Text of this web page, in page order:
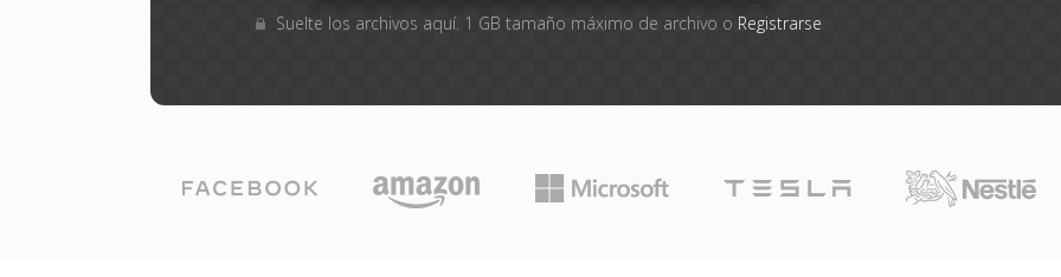
Suelte los archivos aquí. 1 GB tamaño máximo de archivo o Registrarse